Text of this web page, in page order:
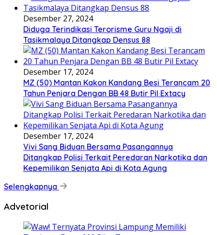
Desember 27, 2024
Diduga Terindikasi Terorisme Guru Ngaji di
Tasikmalaya Ditangkap Densus 88
Desember 17, 2024
MZ (50) Mantan Kakon Kandang Besi Terancam 20
Tahun Penjara Dengan BB 48 Butir Pil Extacy
Desember 17, 2024
Vivi Sang Biduan Bersama Pasangannya
Ditangkap Polisi Terkait Peredaran Narkotika dan
Kepemilikan Senjata Api di Kota Agung
Selengkapnya
Advetorial